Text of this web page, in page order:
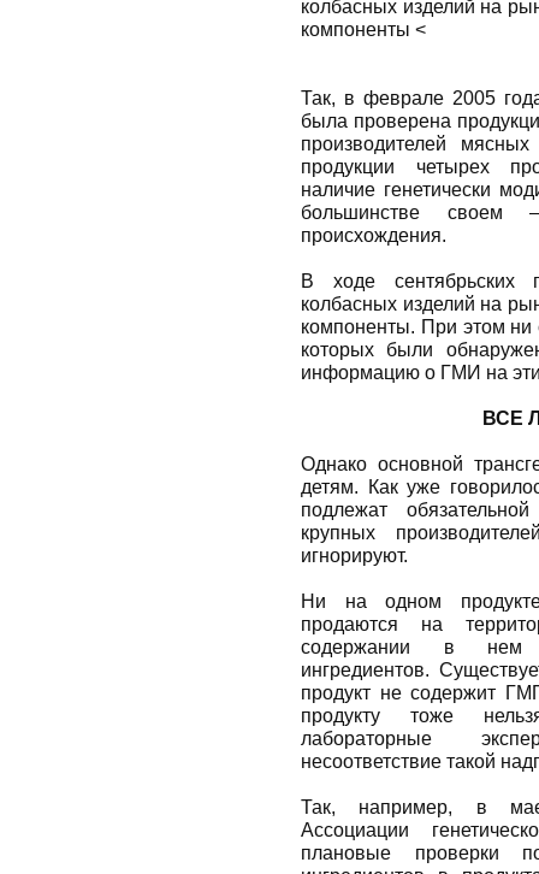
колбасных изделий на
компоненты <
Так, в феврале 2005
была проверена
производителей
продукции четырех
наличие генетически
большинстве своем
происхождения.
В ходе сентябрьских
колбасных изделий на
компоненты. При этом ни
которых были
информацию о ГМИ на
ВСЕ
Однако основной
детям. Как уже
подлежат
крупных
игнорируют.
Ни на одном
продаются на
содержании в нем
ингредиентов.
продукт не содержит
продукту тоже
лабораторные
несоответствие такой
Так, например, в
Ассоциации
плановые проверки